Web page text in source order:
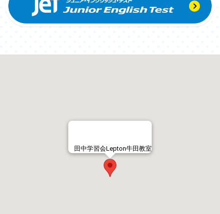
田中学習会Lepton牛田教室